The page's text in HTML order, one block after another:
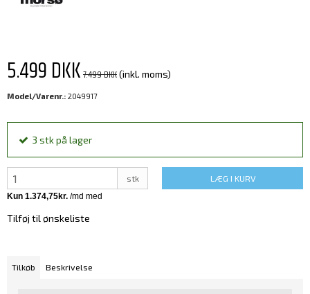
5.499 DKK7.499 DKK(inkl. moms)
Model/Varenr.: 2049917
3 stkpå lager
stk LÆG I KURV
Tilføj til ønskeliste
Tilkøb Beskrivelse